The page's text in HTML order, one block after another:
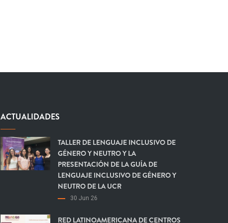
ACTUALIDADES
TALLER DE LENGUAJE INCLUSIVO DE
GÉNERO Y NEUTRO Y LA
PRESENTACIÓN DE LA GUÍA DE
LENGUAJE INCLUSIVO DE GÉNERO Y
NEUTRO DE LA UCR
30 Jun 26
RED LATINOAMERICANA DE CENTROS